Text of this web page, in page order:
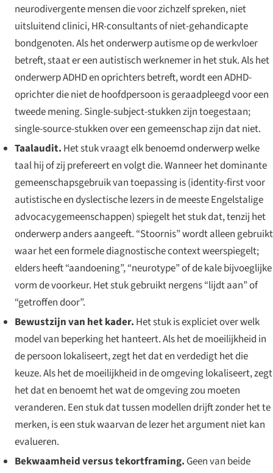
neurodivergente mensen die voor zichzelf spreken, niet
uitsluitend clinici, HR-consultants of niet-gehandicapte
bondgenoten. Als het onderwerp autisme op de werkvloer
betreft, staat er een autistisch werknemer in het stuk. Als het
onderwerp ADHD en oprichters betreft, wordt een ADHD-
oprichter die niet de hoofdpersoon is geraadpleegd voor een
tweede mening. Single-subject-stukken zijn toegestaan;
single-source-stukken over een gemeenschap zijn dat niet.
Taalaudit. Het stuk vraagt elk benoemd onderwerp welke
taal hij of zij prefereert en volgt die. Wanneer het dominante
gemeenschapsgebruik van toepassing is (identity-first voor
autistische en dyslectische lezers in de meeste Engelstalige
advocacygemeenschappen) spiegelt het stuk dat, tenzij het
onderwerp anders aangeeft. “Stoornis” wordt alleen gebruikt
waar het een formele diagnostische context weerspiegelt;
elders heeft “aandoening”, “neurotype” of de kale bijvoeglijke
vorm de voorkeur. Het stuk gebruikt nergens “lijdt aan” of
“getroffen door”.
Bewustzijn van het kader. Het stuk is expliciet over welk
model van beperking het hanteert. Als het de moeilijkheid in
de persoon lokaliseert, zegt het dat en verdedigt het die
keuze. Als het de moeilijkheid in de omgeving lokaliseert, zegt
het dat en benoemt het wat de omgeving zou moeten
veranderen. Een stuk dat tussen modellen drijft zonder het te
merken, is een stuk waarvan de lezer het argument niet kan
evalueren.
Bekwaamheid versus tekortframing. Geen van beide